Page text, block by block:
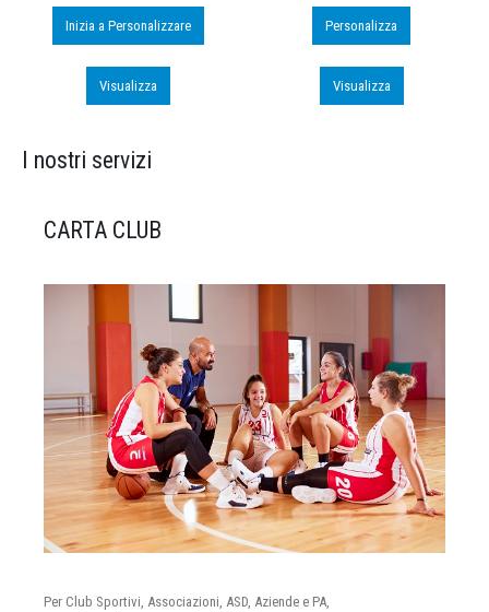
Inizia a Personalizzare
Visualizza
Personalizza
Visualizza
I nostri servizi
CARTA CLUB
Per Club Sportivi, Associazioni, ASD, Aziende e PA,